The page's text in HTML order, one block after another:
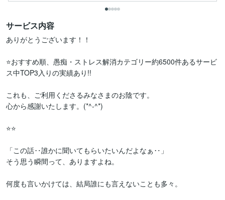
サービス内容
ありがとうございます！！
⭐おすすめ順、愚痴・ストレス解消カテゴリー約6500件あるサービ
ス中TOP3入りの実績あり!!
これも、ご利用くださるみなさまのお陰です。
心から感謝いたします。(*^-^*)
⭐⭐
「この話‥誰かに聞いてもらいたいんだよなぁ‥」
そう思う瞬間って、ありますよね。
何度も言いかけては、結局誰にも言えないことも多々。